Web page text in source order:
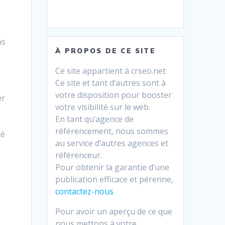
À PROPOS DE CE SITE
Ce site appartient à crseo.net
Ce site et tant d’autres sont à
votre disposition pour booster
votre visibilité sur le web.
En tant qu’agence de
référencement, nous sommes
au service d’autres agences et
référenceur.
Pour obtenir la garantie d’une
publication efficace et pérenne,
contactez-nous
Pour avoir un aperçu de ce que